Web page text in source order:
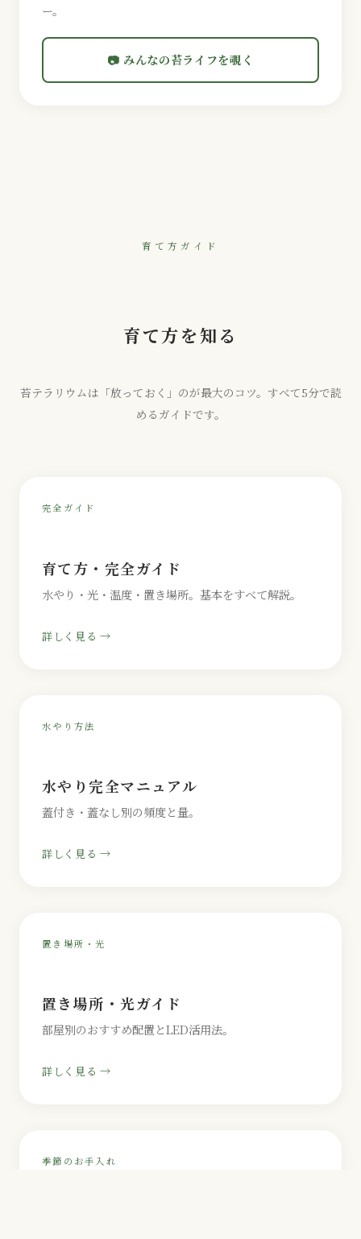
ー。
📷 みんなの苔ライフを覗く
育て方ガイド
育て方を知る
苔テラリウムは「放っておく」のが最大のコツ。すべて5分で読
めるガイドです。
完全ガイド
育て方・完全ガイド
水やり・光・温度・置き場所。基本をすべて解説。
詳しく見る →
水やり方法
水やり完全マニュアル
蓋付き・蓋なし別の頻度と量。
詳しく見る →
置き場所・光
置き場所・光ガイド
部屋別のおすすめ配置とLED活用法。
詳しく見る →
季節のお手入れ